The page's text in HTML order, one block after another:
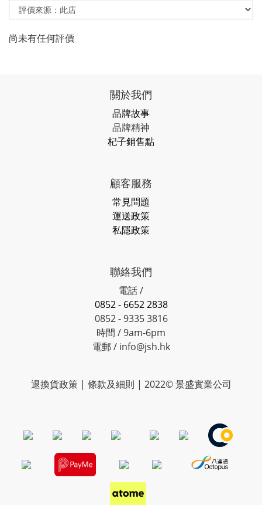
尚未有任何評價
關於我們
品牌故事
品牌精神
杞子銷售點
顧客服務
常見問題
運送政策
私隱政策
聯絡我們
電話 /
0852 - 6652 2838
0852 - 9335 3816
時間 / 9am-6pm
電郵 / info@jsh.hk
退換貨政策 | 條款及細則 | 2022© 景盛實業公司